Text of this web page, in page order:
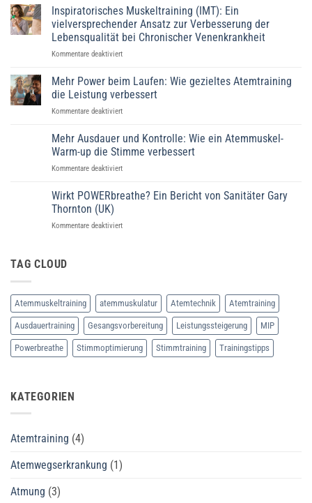
Sportler:
Die
Macht
des
Atemmuskeltrainings
Inspiratorisches Muskeltraining (IMT): Ein
vielversprechender Ansatz zur Verbesserung der
Lebensqualität bei Chronischer Venenkrankheit
Kommentare deaktiviertfür
Muskeltraining
(IMT):
Ein
vielversprechender
zur
Verbesserung
Lebensqualität
Chronischer
Mehr Power beim Laufen: Wie gezieltes Atemtraining
die Leistung verbessert
Kommentare deaktiviertfür
Power
Laufen:
Wie
Atemtraining
verbessert
Mehr Ausdauer und Kontrolle: Wie ein Atemmuskel-
Warm-up die Stimme verbessert
Kommentare deaktiviertfür
Ausdauer
Wie
Stimme
verbessert
Wirkt POWERbreathe? Ein Bericht von Sanitäter Gary
Thornton (UK)
Kommentare deaktiviertfür
Sanitäter
Gary
Thornton
TAG CLOUD
Atemmuskeltraining atemmuskulatur Atemtechnik Atemtraining
Ausdauertraining Gesangsvorbereitung Leistungssteigerung MIP
Powerbreathe Stimmoptimierung Stimmtraining Trainingstipps
KATEGORIEN
Atemtraining (4)
Atemwegserkrankung (1)
Atmung (3)